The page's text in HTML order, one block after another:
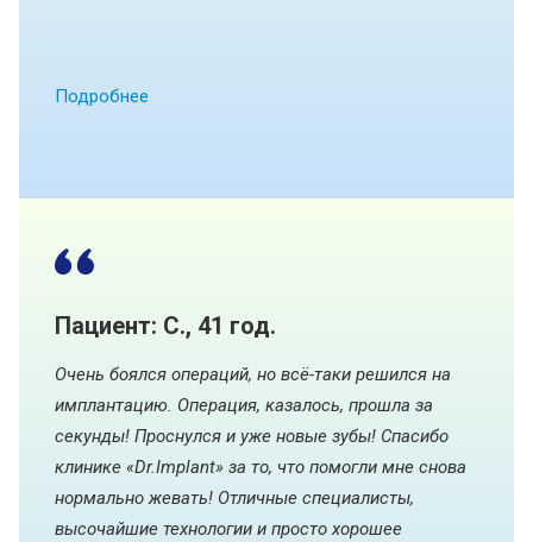
Подробнее
Пациент: С., 41 год.
Очень боялся операций, но всё-таки решился на
имплантацию. Операция, казалось, прошла за
секунды! Проснулся и уже новые зубы! Спасибо
клинике «Dr.Implant» за то, что помогли мне снова
нормально жевать! Отличные специалисты,
высочайшие технологии и просто хорошее